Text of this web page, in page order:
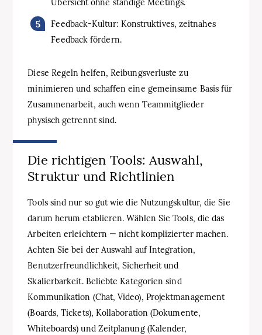
Übersicht ohne ständige Meetings.
Feedback-Kultur: Konstruktives, zeitnahes
Feedback fördern.
Diese Regeln helfen, Reibungsverluste zu
minimieren und schaffen eine gemeinsame Basis für
Zusammenarbeit, auch wenn Teammitglieder
physisch getrennt sind.
Die richtigen Tools: Auswahl,
Struktur und Richtlinien
Tools sind nur so gut wie die Nutzungskultur, die Sie
darum herum etablieren. Wählen Sie Tools, die das
Arbeiten erleichtern — nicht komplizierter machen.
Achten Sie bei der Auswahl auf Integration,
Benutzerfreundlichkeit, Sicherheit und
Skalierbarkeit. Beliebte Kategorien sind
Kommunikation (Chat, Video), Projektmanagement
(Boards, Tickets), Kollaboration (Dokumente,
Whiteboards) und Zeitplanung (Kalender,